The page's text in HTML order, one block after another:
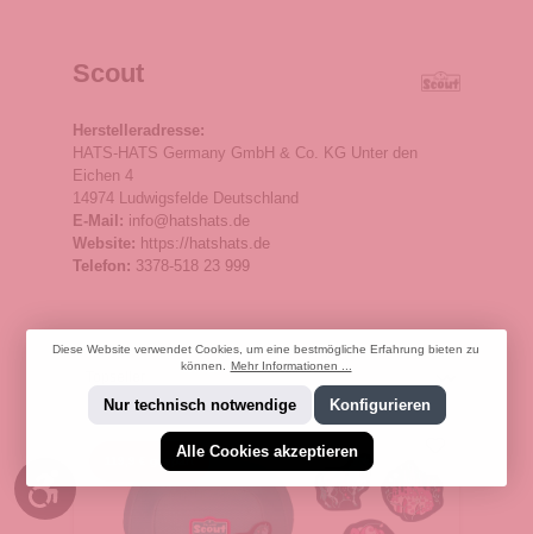
Scout
Herstelleradresse:
HATS-HATS Germany GmbH & Co. KG Unter den
Eichen 4
14974 Ludwigsfelde Deutschland
E-Mail: info@hatshats.de
Website: https://hatshats.de
Telefon: 3378-518 23 999
119,9 € gespart
Diese Website verwendet Cookies, um eine bestmögliche Erfahrung bieten zu
können. Mehr Informationen ...
Nur technisch notwendige Konfigurieren
Alle Cookies akzeptieren